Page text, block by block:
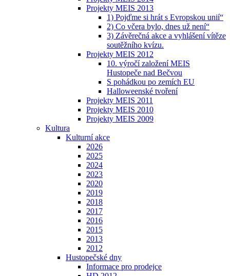
Projekty MEIS 2013
1) Pojďme si hrát s Evropskou unií“
2) Co včera bylo, dnes už není“
3) Závěrečná akce a vyhlášení vítěze
soutěžního kvízu.
Projekty MEIS 2012
10. výročí založení MEIS
Hustopeče nad Bečvou
S pohádkou po zemích EU
Halloweenské tvoření
Projekty MEIS 2011
Projekty MEIS 2010
Projekty MEIS 2009
Kultura
Kulturní akce
2026
2025
2024
2023
2020
2019
2018
2017
2016
2015
2013
2012
Hustopečské dny
Informace pro prodejce